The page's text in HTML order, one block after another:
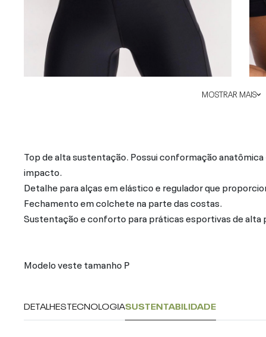
MOSTRAR MAIS
Top de alta sustentação. Possui conformação
impacto.
Detalhe para alças em elástico e regulador que
Fechamento em colchete na parte das costas.
Sustentação e conforto para práticas esportivas de alta
Modelo veste tamanho P
DETALHESTECNOLOGIASUSTENTABILIDADE